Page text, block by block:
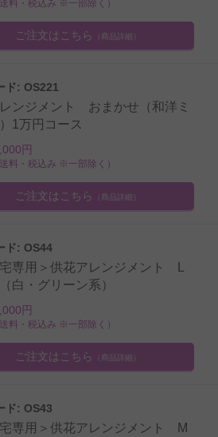
送料・税込み ※一部除く）
ご注文はこちら （商品詳細）
ド: OS221
ンジメント おまかせ（和洋ミ
1万円コース
円
送料・税込み ※一部除く）
ご注文はこちら （商品詳細）
ド: OS44
専用＞供花アレンジメント L
白・グリーン系）
円
送料・税込み ※一部除く）
ご注文はこちら （商品詳細）
ド: OS43
宅専用＞供花アレンジメント M